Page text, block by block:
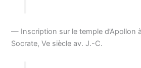
— Inscription sur le temple d’Apollon
Socrate, Ve siècle av. J.-C.